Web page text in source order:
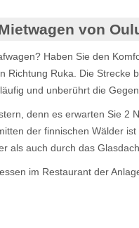
von
Haben Sie den
Richtung Ruka. Die
und unberührt die
denn es erwarten Sie 2
der finnischen Wälder
als auch durch das
im Restaurant der